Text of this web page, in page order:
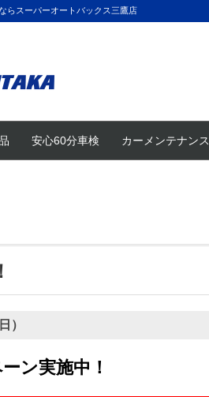
らスーパーオートバックス三鷹店
安心60分車検 カーメンテナンス
）
ン実施中！